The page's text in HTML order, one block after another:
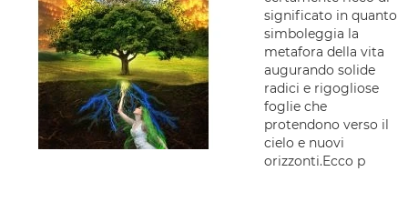
significato in quanto
simboleggia la
metafora della vita
augurando solide
radici e rigogliose
foglie che
protendono verso il
cielo e nuovi
orizzonti.Ecco p